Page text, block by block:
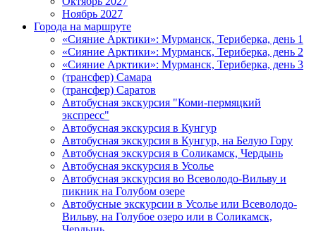
Ноябрь 2027
Города на маршруте
«Сияние Арктики»: Мурманск, Териберка, день 1
«Сияние Арктики»: Мурманск, Териберка, день 2
«Сияние Арктики»: Мурманск, Териберка, день 3
(трансфер) Самара
(трансфер) Саратов
Автобусная экскурсия "Коми-пермяцкий
экспресс"
Автобусная экскурсия в Кунгур
Автобусная экскурсия в Кунгур, на Белую Гору
Автобусная экскурсия в Соликамск, Чердынь
Автобусная экскурсия в Усолье
Автобусная экскурсия во Всеволодо-Вильву и
пикник на Голубом озере
Автобусные экскурсии в Усолье или Всеволодо-
Вильву, на Голубое озеро или в Соликамск,